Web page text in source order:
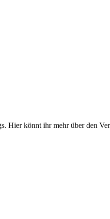
Hier könnt ihr mehr über den